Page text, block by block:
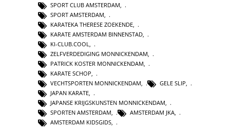
SPORT CLUB AMSTERDAM
SPORT AMSTERDAM
KARATEKA THERESE ZOEKENDE
KARATE AMSTERDAM BINNENSTAD
KI-CLUB.COOL
ZELFVERDEDIGING MONNICKENDAM
PATRICK KOSTER MONNICKENDAM,
KARATE SCHOP,
VECHTSPORTEN MONNICKENDAM, GELE SLIP,
JAPAN KARATE,
JAPANSE KRIJGSKUNSTEN MONNICKENDAM,
SPORTEN AMSTERDAM, AMSTERDAM JKA,
AMSTERDAM KIDSGIDS,